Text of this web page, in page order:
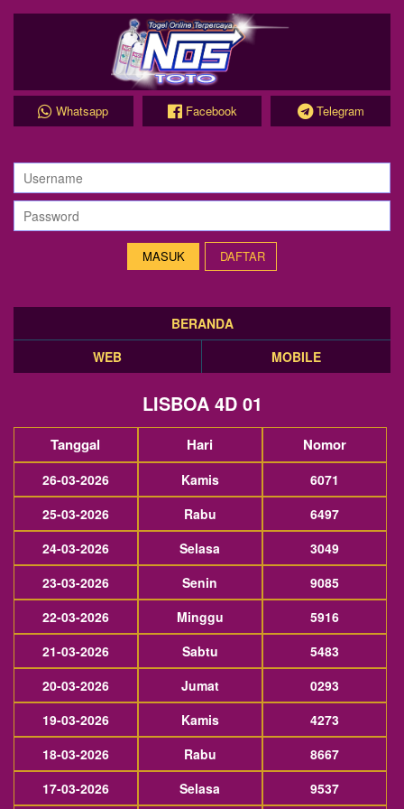
Whatsapp Facebook Telegram
DAFTAR
BERANDA
WEB
MOBILE
LISBOA 4D 01
Tanggal Hari Nomor
26-03-2026 Kamis
6071
25-03-2026
Rabu
6497
24-03-2026
Selasa
3049
23-03-2026
Senin
9085
22-03-2026
Minggu
5916
21-03-2026
Sabtu
5483
20-03-2026
Jumat
0293
19-03-2026
Kamis
4273
18-03-2026
Rabu
8667
17-03-2026
Selasa 9537